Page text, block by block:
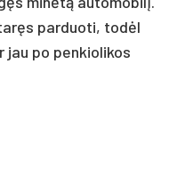
parduoti, todėl
jau po penkiolikos